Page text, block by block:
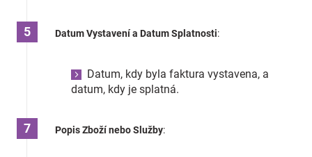
Datum Vystavení a Datum Splatnosti:
Datum, kdy byla faktura vystavena, a
datum, kdy je splatná.
Popis Zboží nebo Služby: